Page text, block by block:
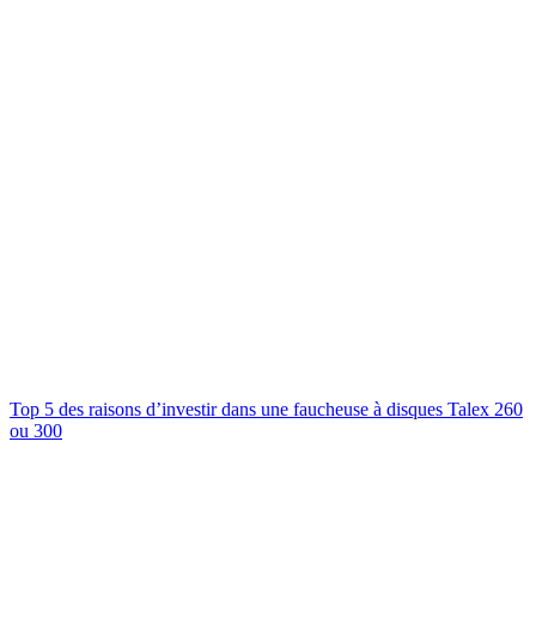
Top 5 des raisons d’investir dans une faucheuse à disques Talex 260
ou 300